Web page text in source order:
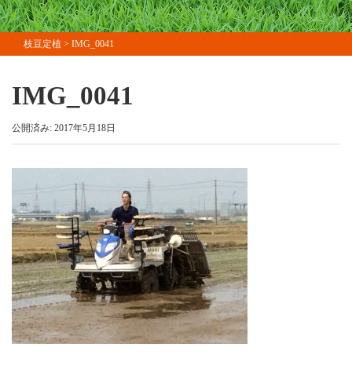
枝豆定植 > IMG_0041
IMG_0041
公開済み: 2017年5月18日